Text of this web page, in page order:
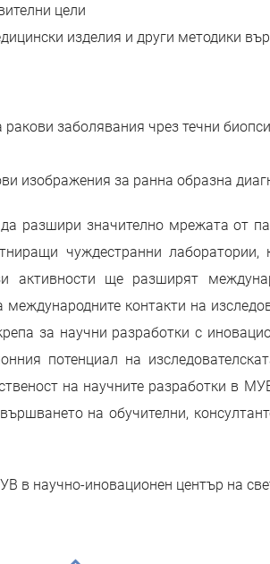
цели
изделия и други методики
заболявания чрез течни
изображения за ранна образна
разшири значително мрежата от
чуждестранни
активности ще разширят
контакти на
за научни разработки с
потенциал на
на научните разработки в
на обучителни,
в научно-иновационен център на